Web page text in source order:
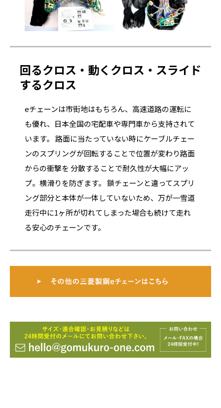
回るクロス・動くクロス・スライド
するクロス
eチェーンは市街地はもちろん、高速道路の運転に
も優れ、日本全国の宅配車や専門車から支持されて
います。 路面に当たっていない時にケーブルチェー
ンのスプリングが回転することで位置が変わり路面
からの衝撃を 分散することで耐久性が大幅にアッ
プ。横滑りを防ぎます。 鎖チェーンと違ってスプリ
ング部分と本体が一体していないため、万が一雪道
走行中に1ヶ所が切れてしまった場合も続けて走れ
る安心のチェーンです。